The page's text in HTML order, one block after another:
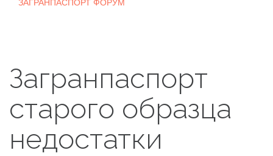
ЗАГРАНПАСПОРТ ФОРУМ
Загранпаспорт
старого образца
недостатки